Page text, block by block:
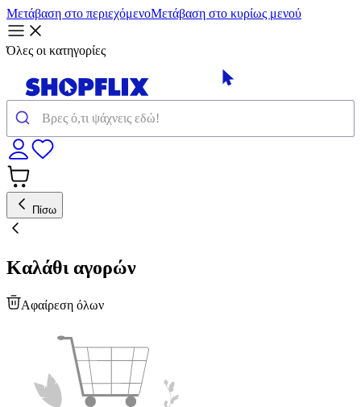
Μετάβαση στο περιεχόμενοΜετάβαση στο κυρίως μενού
Όλες οι κατηγορίες
Πίσω
Καλάθι αγορών
Αφαίρεση όλων